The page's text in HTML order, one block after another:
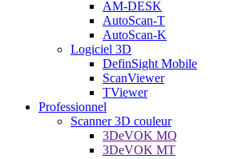
AM-DESK
AutoScan-T
AutoScan-K
Logiciel 3D
DefinSight Mobile
ScanViewer
TViewer
Professionnel
Scanner 3D couleur
3DeVOK MQ
3DeVOK MT